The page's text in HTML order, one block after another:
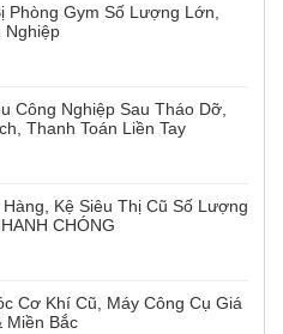
Phòng Gym Số Lượng Lớn,
Nghiệp
Công Nghiệp Sau Tháo Dỡ,
Thanh Toán Liền Tay
Kệ Siêu Thị Cũ Số Lượng
CHÓNG
Cơ Khí Cũ, Máy Công Cụ Giá
Miền Bắc